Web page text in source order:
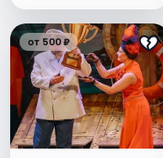
от 500 ₽